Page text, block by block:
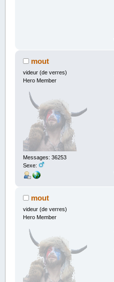
mout
videur (de verres)
Hero Member
Messages: 36253
Sexe:
mout
videur (de verres)
Hero Member